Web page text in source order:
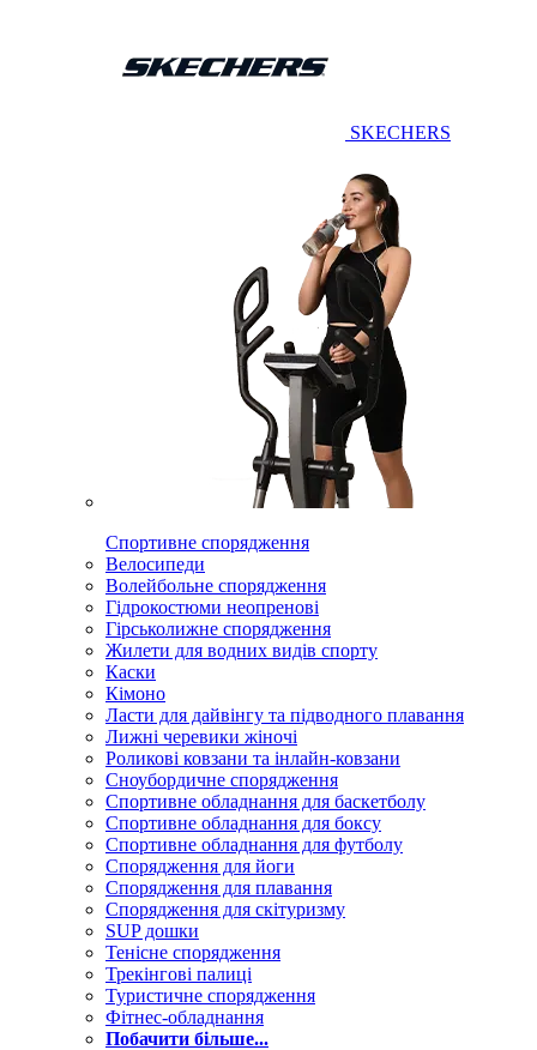
SKECHERS
Спортивне спорядження
Велосипеди
Волейбольне спорядження
Гідрокостюми неопренові
Гірськолижне спорядження
Жилети для водних видів спорту
Каски
Кімоно
Ласти для дайвінгу та підводного плавання
Лижні черевики жіночі
Роликові ковзани та інлайн-ковзани
Сноубордичне спорядження
Спортивне обладнання для баскетболу
Спортивне обладнання для боксу
Спортивне обладнання для футболу
Спорядження для йоги
Спорядження для плавання
Спорядження для скітуризму
SUP дошки
Тенісне спорядження
Трекінгові палиці
Туристичне спорядження
Фітнес-обладнання
Побачити більше...